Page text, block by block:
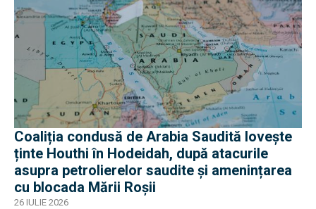
Coaliția condusă de Arabia Saudită lovește
ținte Houthi în Hodeidah, după atacurile
asupra petrolierelor saudite și amenințarea
cu blocada Mării Roșii
26 IULIE 2026